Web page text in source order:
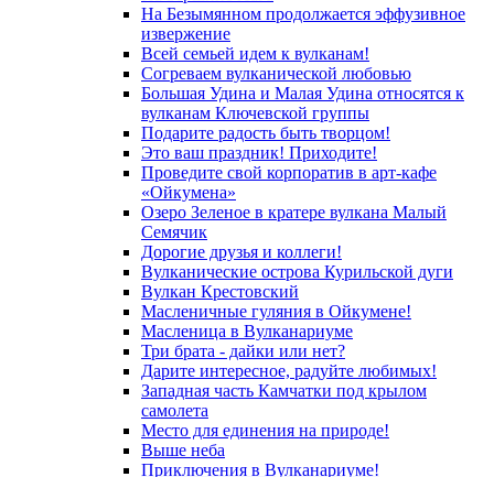
На Безымянном продолжается эффузивное
извержение
Всей семьей идем к вулканам!
Согреваем вулканической любовью
Большая Удина и Малая Удина относятся к
вулканам Ключевской группы
Подарите радость быть творцом!
Это ваш праздник! Приходите!
Проведите свой корпоратив в арт-кафе
«Ойкумена»
Озеро Зеленое в кратере вулкана Малый
Семячик
Дорогие друзья и коллеги!
Вулканические острова Курильской дуги
Вулкан Крестовский
Масленичные гуляния в Ойкумене!
Масленица в Вулканариуме
Три брата - дайки или нет?
Дарите интересное, радуйте любимых!
Западная часть Камчатки под крылом
самолета
Место для единения на природе!
Выше неба
Приключения в Вулканариуме!